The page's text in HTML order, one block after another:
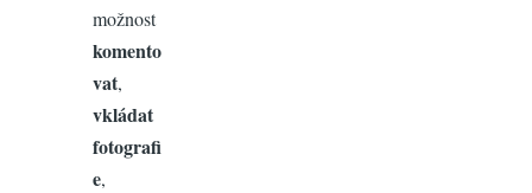
možnost
komento
vat,
vkládat
fotografi
e,